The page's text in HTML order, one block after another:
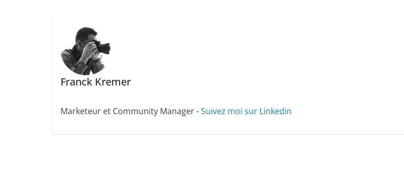
Franck Kremer
Marketeur et Community Manager -Suivez moi sur Linkedin